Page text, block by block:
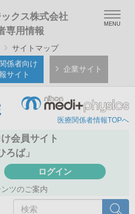
クス株式会社
専用情報
サイトマップ
係者向け
サイト
企業サイト
医療関係者情報TOPへ
会員サイト
ろば」
ログイン
ツのご案内
検索